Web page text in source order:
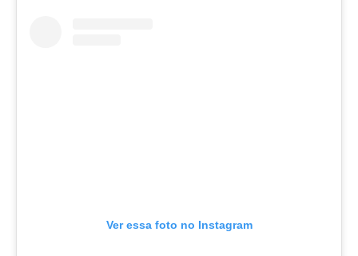
Ver essa foto no Instagram